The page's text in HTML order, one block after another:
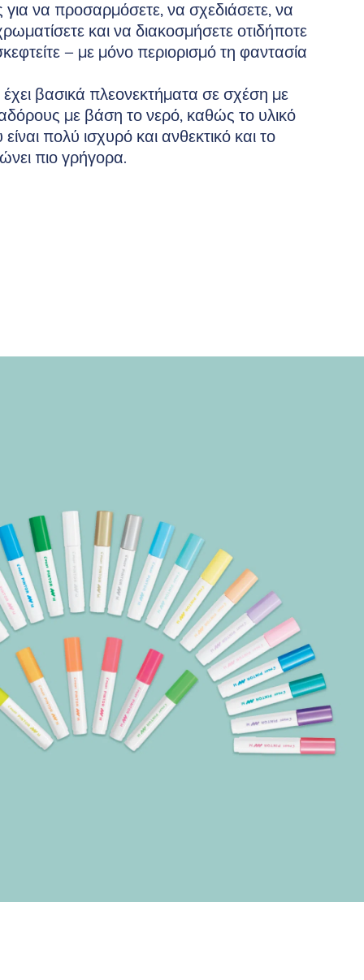
για να προσαρμόσετε, να σχεδιάσετε, να
και να διακοσμήσετε οτιδήποτε
– με μόνο περιορισμό τη φαντασία
βασικά πλεονεκτήματα σε σχέση με
με βάση το νερό, καθώς το υλικό
πολύ ισχυρό και ανθεκτικό και το
πιο γρήγορα.